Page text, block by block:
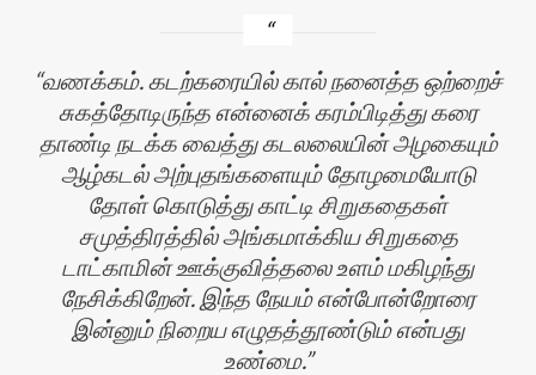
வணக்கம். கடற்கரையில் கால் நனைத்த ஒற்றைச்
சுகத்தோடிருந்த என்னைக் கரம்பிடித்து கரை
தாண்டி நடக்க வைத்து கடலலையின் அழகையும்
ஆழ்கடல் அற்புதங்களையும் தோழமையோடு
தோள் கொடுத்து காட்டி சிறுகதைகள்
சமுத்திரத்தில் அங்கமாக்கிய சிறுகதை
டாட்காமின் ஊக்குவித்தலை உளம் மகிழந்து
நேசிக்கிறேன். இந்த நேயம் என்போன்றோரை
இன்னும் நிறைய எழுதத்தூண்டும் என்பது
உண்மை.